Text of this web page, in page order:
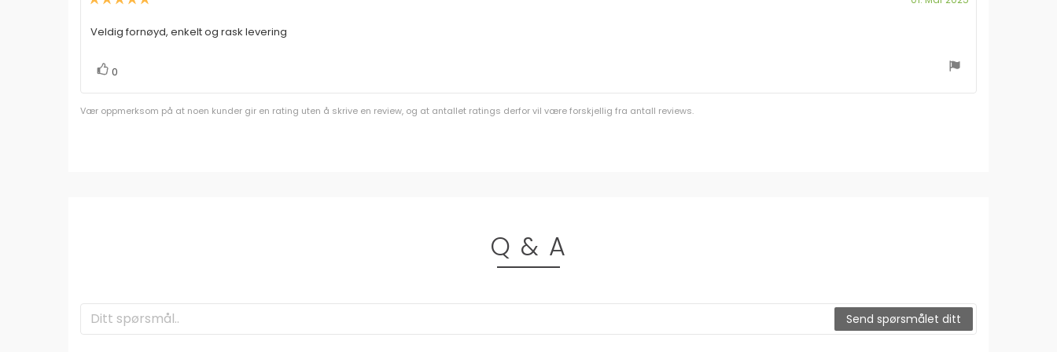
5
Omtaletekst:
Veldig fornøyd, enkelt og rask levering
Liker
0
Vær oppmerksom på at noen kunder gir en rating uten å skrive en review, og at antallet ratings derfor vil være forskjellig fra antall reviews.
Q & A
Send spørsmålet ditt